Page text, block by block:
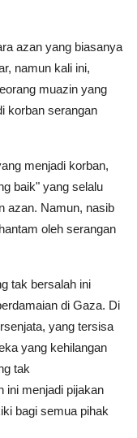
azan yang biasanya
namun kali ini,
muazin yang
korban serangan
menjadi korban,
baik" yang selalu
azan. Namun, nasib
oleh serangan
tak bersalah ini
di Gaza. Di
yang tersisa
yang kehilangan
tak
ini menjadi pijakan
bagi semua pihak